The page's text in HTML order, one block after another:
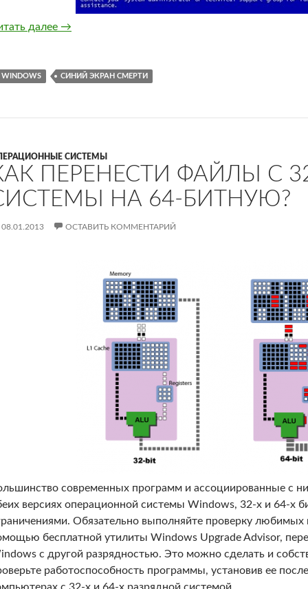
далее Как исправить синий экран смерти, простые
→
WINDOWS СИНИЙ ЭКРАН СМЕРТИ
СИСТЕМЫ
ПЕРЕНЕСТИ ФАЙЛЫ С
НА 64-БИТНУЮ?
08.01.2013 ОСТАВИТЬ КОММЕНТАРИЙ
современных программ и ассоциированные с
версиях операционной системы Windows, 32-х и 64-х
Обязательно выполняйте проверку
бесплатной утилиты Windows Upgrade Advisor,
с другой разрядностью. Это можно сделать и
работоспособность программы, установив ее